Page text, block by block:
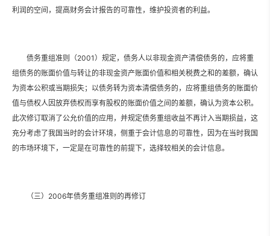
利润的空间，提高财务会计报告的可靠性，维护投资者的利益。
债务重组准则（2001）规定，债务人以非现金资产清偿债务的，应将重
组债务的账面价值与转让的非现金资产账面价值和相关税费之和的差额，确认
为资本公积或当期损失；以债务转为资本清偿债务的，应将重组债务的账面价
值与债权人因放弃债权而享有股权的账面价值之间的差额，确认为资本公积。
此次修订取消了公允价值的应用，并规定债务重组收益不再计入当期损益，这
充分考虑了我国当时的会计环境，侧重于会计信息的可靠性，因为在当时我国
的市场环境下，一定是在可靠性的前提下，选择较相关的会计信息。
（三）2006年债务重组准则的再修订